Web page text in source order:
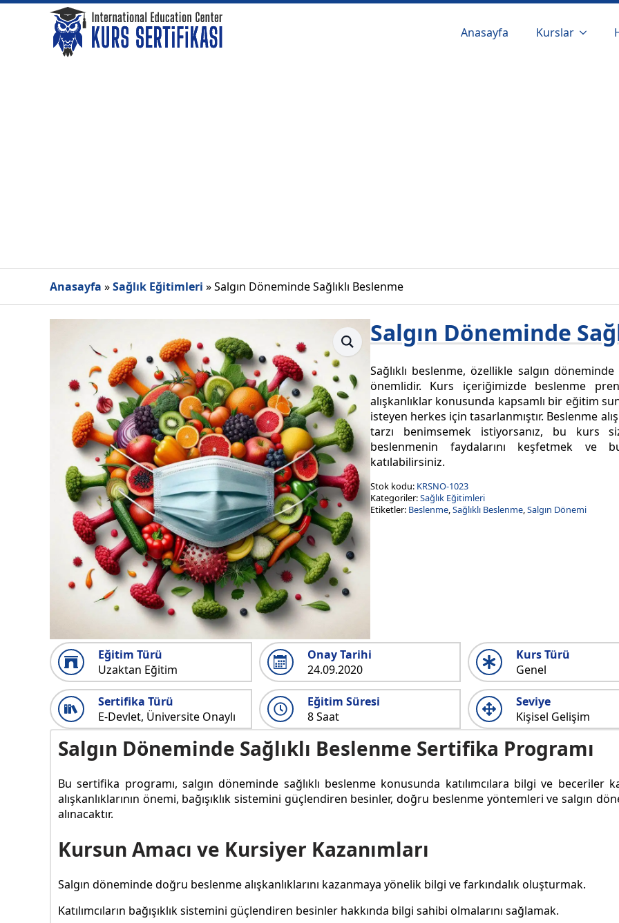
Anasayfa Kurslar
Anasayfa »Sağlık Eğitimleri »Salgın Döneminde Sağlıklı Beslenme
Salgın Döneminde
Sağlıklı beslenme, özellikle salgın
önemlidir. Kurs içeriğimizde beslenme
alışkanlıklar konusunda kapsamlı bir eğitim
isteyen herkes için tasarlanmıştır. Beslenme
tarzı benimsemek istiyorsanız, bu kurs
beslenmenin faydalarını keşfetmek ve
katılabilirsiniz.
Stok kodu: KRSNO-1023
Kategoriler:Sağlık Eğitimleri
Etiketler: Beslenme,Sağlıklı Beslenme,Salgın Dönemi
Eğitim Türü
Uzaktan Eğitim
Onay Tarihi
24.09.2020
Kurs Türü
Genel
Sertifika Türü
E-Devlet, Üniversite Onaylı
Eğitim Süresi
8 Saat
Seviye
Kişisel Gelişim
Salgın Döneminde Sağlıklı Beslenme Sertifika Programı
Bu sertifika programı, salgın döneminde sağlıklı beslenme konusunda katılımcılara bilgi ve beceriler
alışkanlıklarının önemi, bağışıklık sistemini güçlendiren besinler, doğru beslenme yöntemleri ve salgın
alınacaktır.
Kursun Amacı ve Kursiyer Kazanımları
Salgın döneminde doğru beslenme alışkanlıklarını kazanmaya yönelik bilgi ve farkındalık oluşturmak.
Katılımcıların bağışıklık sistemini güçlendiren besinler hakkında bilgi sahibi olmalarını sağlamak.